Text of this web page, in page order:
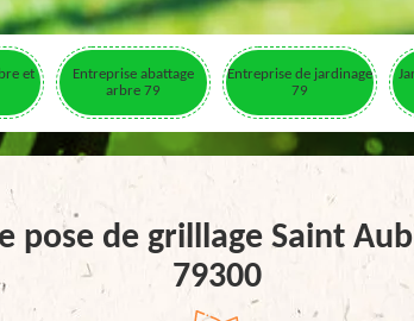
et
Entreprise abattage
arbre 79
Entreprise de jardinage
79
pose de grilllage Saint
79300